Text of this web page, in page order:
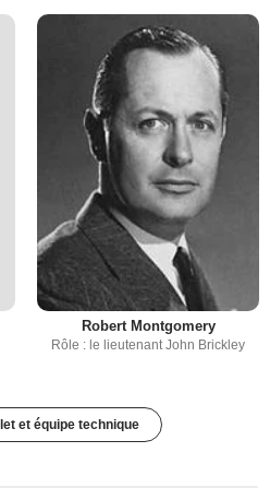
Robert Montgomery
Rôle : le lieutenant John Brickley
et équipe technique